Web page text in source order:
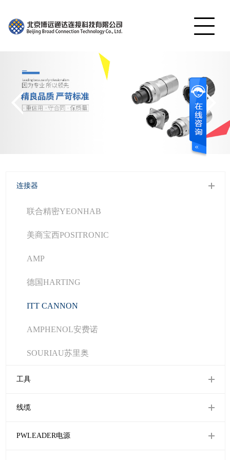
网站首页
公司简介
工程案例
联系我们
English
连接器
联合精密YEONHAB
美商宝西POSITRONIC
AMP
德国HARTING
ITT CANNON
AMPHENOL安费诺
SOURIAU苏里奥
工具
线缆
PWLEADER电源